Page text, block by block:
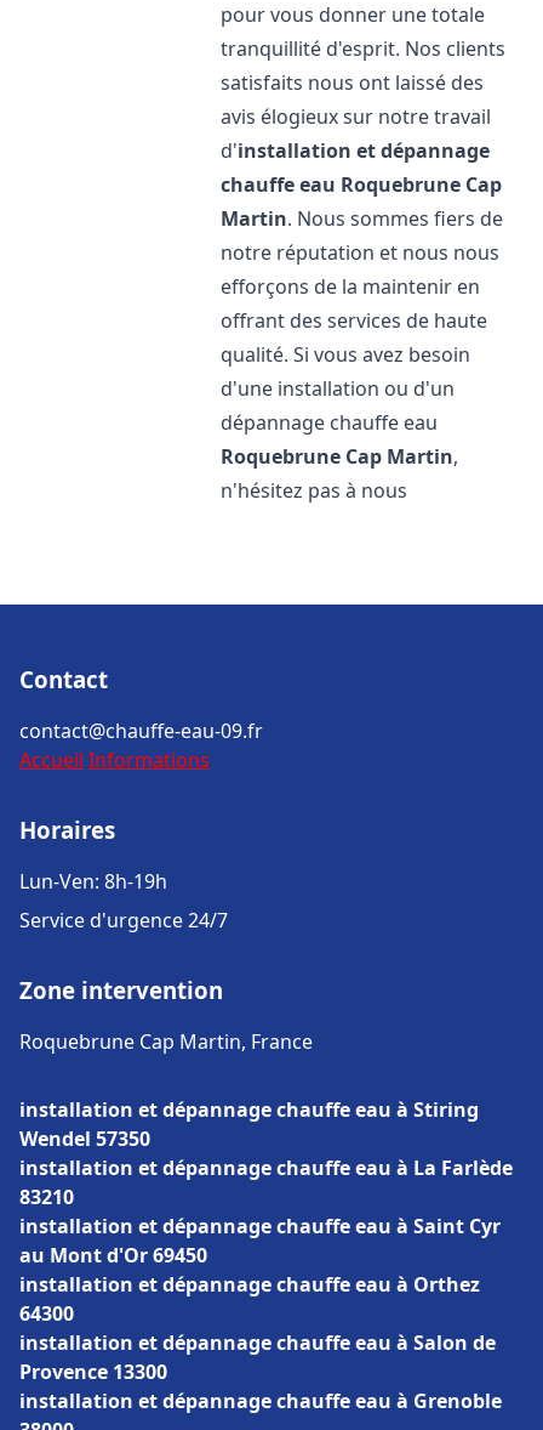
pour vous donner une totale
tranquillité d'esprit. Nos clients
satisfaits nous ont laissé des
avis élogieux sur notre travail
d'installation et dépannage
chauffe eau Roquebrune Cap
Martin. Nous sommes fiers de
notre réputation et nous nous
efforçons de la maintenir en
offrant des services de haute
qualité. Si vous avez besoin
d'une installation ou d'un
dépannage chauffe eau
Roquebrune Cap Martin,
n'hésitez pas à nous
Contact
contact@chauffe-eau-09.fr
Accueil Informations
Horaires
Lun-Ven: 8h-19h
Service d'urgence 24/7
Zone intervention
Roquebrune Cap Martin, France
installation et dépannage chauffe eau à Stiring
Wendel 57350
installation et dépannage chauffe eau à La Farlède
83210
installation et dépannage chauffe eau à Saint Cyr
au Mont d'Or 69450
installation et dépannage chauffe eau à Orthez
64300
installation et dépannage chauffe eau à Salon de
Provence 13300
installation et dépannage chauffe eau à Grenoble